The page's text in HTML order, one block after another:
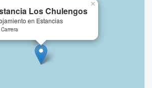
Los Chulengos
en Estancias
×